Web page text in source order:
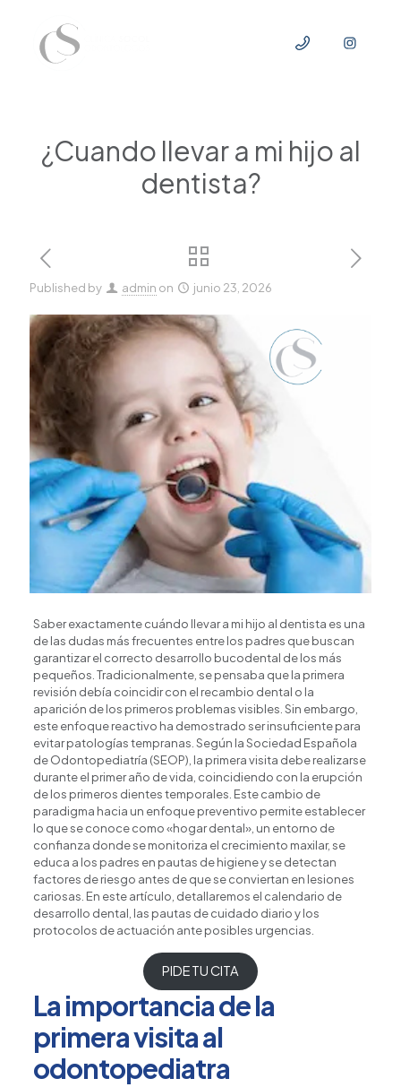
¿Cuando llevar a mi hijo al
dentista?
Published by admin on junio 23, 2026
Saber exactamente cuándo llevar a mi hijo al dentista es una
de las dudas más frecuentes entre los padres que buscan
garantizar el correcto desarrollo bucodental de los más
pequeños. Tradicionalmente, se pensaba que la primera
revisión debía coincidir con el recambio dental o la
aparición de los primeros problemas visibles. Sin embargo,
este enfoque reactivo ha demostrado ser insuficiente para
evitar patologías tempranas. Según laSociedad Española
de Odontopediatría (SEOP) , la primera visita debe realizarse
durante el primer año de vida, coincidiendo con la erupción
de los primeros dientes temporales. Este cambio de
paradigma hacia un enfoque preventivo permite establecer
lo que se conoce como «hogar dental», un entorno de
confianza donde se monitoriza el crecimiento maxilar, se
educa a los padres en pautas de higiene y se detectan
factores de riesgo antes de que se conviertan en lesiones
cariosas. En este artículo, detallaremos el calendario de
desarrollo dental, las pautas de cuidado diario y los
protocolos de actuación ante posibles urgencias.
PIDE TU CITA
La importancia de la
primera visita al
odontopediatra